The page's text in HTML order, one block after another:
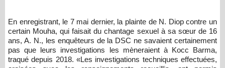
En enregistrant, le 7 mai dernier, la plainte de N. Diop contre un
certain Mouha, qui faisait du chantage sexuel à sa sœur de 16
ans, A. N., les enquêteurs de la DSC ne savaient certainement
pas que leurs investigations les mèneraient à Kocc Barma,
traqué depuis 2018. «Les investigations techniques effectuées,